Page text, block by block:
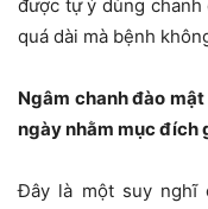
được tự ý dùng
quá dài mà bệnh
Ngâm chanh đào
ngày nhằm mục đích
Đây là một suy nghĩ